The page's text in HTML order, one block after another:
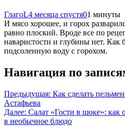
ГлагоL4 месяца спустя01 минуты
И мясо хорошее, и горох
равно плоский. Вроде все по
наваристости и глубины нет. Как
подсоленную воду с горохом.
Навигация по
Предыдущая: Как сделать
Астафьева
Далее: Салат «Гости в шоке»: как
в необычное блюдо